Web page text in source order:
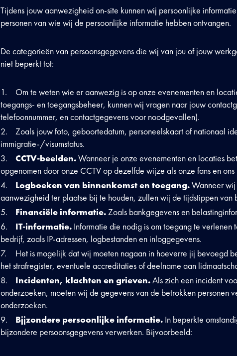
Tijdens jouw aanwezigheid on-site kunnen wij persoonlijke
personen van wie wij de persoonlijke informatie hebben ontvangen.
De categorieën van persoonsgegevens die wij van jou of jouw
niet beperkt tot:
Om te weten wie er aanwezig is op onze evenementen en
toegangs- en toegangsbeheer, kunnen wij vragen naar jouw
telefoonnummer, en contactgegevens voor noodgevallen).
Zoals jouw foto, geboortedatum, personeelskaart of nationaal
immigratie-/visumstatus.
CCTV-beelden.Wanneer je onze evenementen en locaties
opgenomen door onze CCTV op dezelfde wijze als onze fans en ons
Logboeken van binnenkomst en toegang.Wanneer
aanwezigheid ter plaatse bij te houden, zullen wij de tijdstippen van
Financiële informatie.Zoals bankgegevens en
IT-informatie. Informatie die nodig is om toegang te verlenen
bedrijf, zoals IP-adressen, logbestanden en inloggegevens.
Het is mogelijk dat wij moeten nagaan in hoeverre jij bevoegd
het strafregister, eventuele accreditaties of deelname aan
Incidenten, klachten en grieven.Als zich een incident
onderzoeken, moeten wij de gegevens van de betrokken personen
onderzoeken.
Bjjzondere persoonlijke informatie. In beperkte
bijzondere persoonsgegevens verwerken. Bijvoorbeeld: